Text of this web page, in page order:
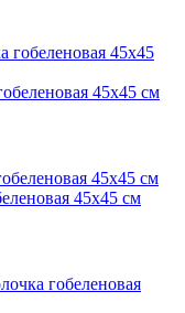
45х45 см
45х45 см